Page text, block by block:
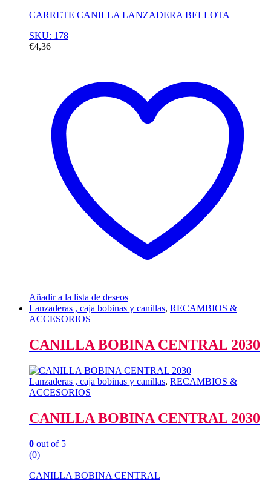
CARRETE CANILLA LANZADERA BELLOTA
SKU: 178
€4,36
Añadir a la lista de deseos
Lanzaderas , caja bobinas y canillas, RECAMBIOS &
ACCESORIOS
CANILLA BOBINA CENTRAL 2030
Lanzaderas , caja bobinas y canillas, RECAMBIOS &
ACCESORIOS
CANILLA BOBINA CENTRAL 2030
0 out of 5
(0)
CANILLA BOBINA CENTRAL